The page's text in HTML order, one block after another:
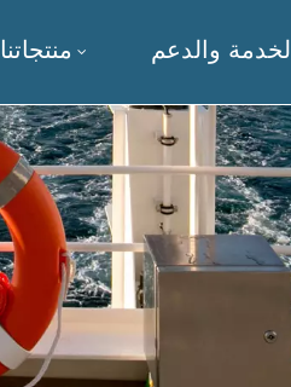
منتجاتنا الخدمة والدعم